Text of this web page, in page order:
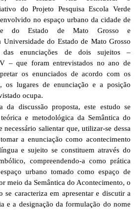
do Projeto Pesquisa Escola Verde
no espaço urbano da cidade de
do Estado de Mato Grosso e
Universidade do Estado de Mato Grosso
das enunciações de dois sujeitos –
– que foram entrevistados no ano de
os enunciados de acordo com os
os lugares de enunciação e a posição
ocupa.
da discussão proposta, este estudo se
e metodológica da Semântica do
necessário salientar que, utilizar-se dessa
a enunciação como acontecimento
e sujeito se constituem através do
compreendendo-a como prática
urbano tomado como espaço de
meio da Semântica do Acontecimento, o
se caracteriza em apresentar e discutir a
e a designação da formulação do nome